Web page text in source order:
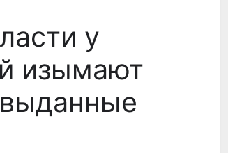
у
изымают
выданные